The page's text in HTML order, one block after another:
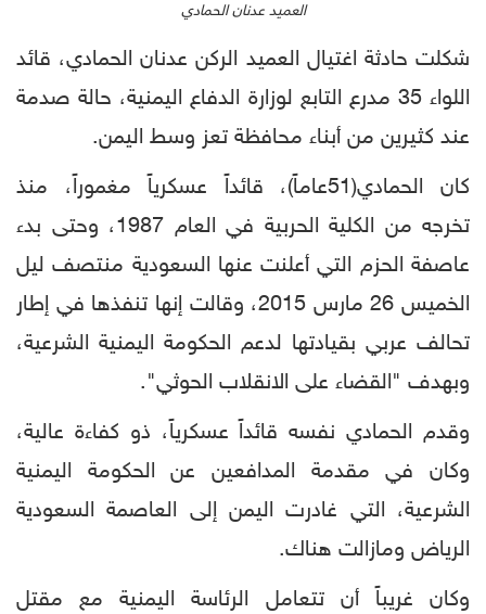
العميد عدنان الحمادي
شكلت حادثة اغتيال العميد الركن عدنان الحمادي، قائد
اللواء 35 مدرع التابع لوزارة الدفاع اليمنية، حالة صدمة
عند كثيرين من أبناء محافظة تعز وسط اليمن.
كان الحمادي(51عاماً)، قائداً عسكرياً مغموراً، منذ
تخرجه من الكلية الحربية في العام 1987، وحتى بدء
عاصفة الحزم التي أعلنت عنها السعودية منتصف ليل
الخميس 26 مارس 2015، وقالت إنها تنفذها في إطار
تحالف عربي بقيادتها لدعم الحكومة اليمنية الشرعية،
وبهدف "القضاء على الانقلاب الحوثي".
وقدم الحمادي نفسه قائداً عسكرياً، ذو كفاءة عالية،
وكان في مقدمة المدافعين عن الحكومة اليمنية
الشرعية، التي غادرت اليمن إلى العاصمة السعودية
الرياض ومازالت هناك.
وكان غريباً أن تتعامل الرئاسة اليمنية مع مقتل